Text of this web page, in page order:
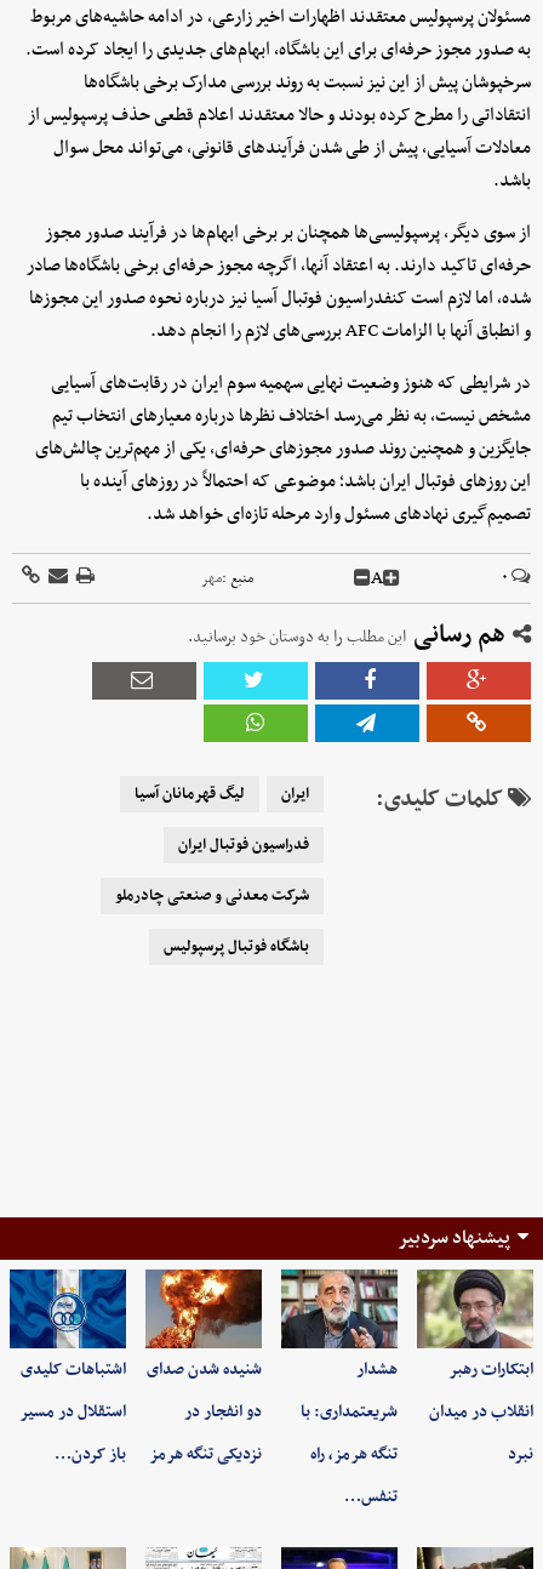
مسئولان پرسپولیس معتقدند اظهارات اخیر زارعی، در ادامه حاشیه‌های مربوط
به صدور مجوز حرفه‌ای برای این باشگاه، ابهام‌های جدیدی را ایجاد کرده است.
سرخپوشان پیش از این نیز نسبت به روند بررسی مدارک برخی باشگاه‌ها
انتقاداتی را مطرح کرده بودند و حالا معتقدند اعلام قطعی حذف پرسپولیس از
معادلات آسیایی، پیش از طی شدن فرآیندهای قانونی، می‌تواند محل سوال
باشد.
از سوی دیگر، پرسپولیسی‌ها همچنان بر برخی ابهام‌ها در فرآیند صدور مجوز
حرفه‌ای تاکید دارند. به اعتقاد آنها، اگرچه مجوز حرفه‌ای برخی باشگاه‌ها صادر
شده، اما لازم است کنفدراسیون فوتبال آسیا نیز درباره نحوه صدور این مجوزها
و انطباق آنها با الزامات AFC بررسی‌های لازم را انجام دهد.
در شرایطی که هنوز وضعیت نهایی سهمیه سوم ایران در رقابت‌های آسیایی
مشخص نیست، به نظر می‌رسد اختلاف نظرها درباره معیارهای انتخاب تیم
جایگزین و همچنین روند صدور مجوزهای حرفه‌ای، یکی از مهم‌ترین چالش‌های
این روزهای فوتبال ایران باشد؛ موضوعی که احتمالاً در روزهای آینده با
تصمیم‌گیری نهادهای مسئول وارد مرحله تازه‌ای خواهد شد.
۰ A منبع :مهر
هم رسانی این مطلب را به دوستان خود برسانید.
کلمات کلیدی: ایران
لیگ قهرمانان آسیا
فدراسیون فوتبال ایران
شرکت معدنی و صنعتی چادرملو
باشگاه فوتبال پرسپولیس
پیشنهاد سردبیر
ابتکارات رهبر
انقلاب در میدان
نبرد
هشدار
شریعتمداری: با
تنگه هرمز، راه
تنفس…
شنیده شدن صدای
دو انفجار در
نزدیکی تنگه هرمز
اشتباهات کلیدی
استقلال در مسیر
باز کردن…